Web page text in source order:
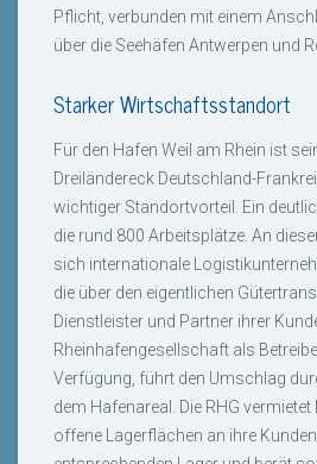
Pflicht, verbunden mit einem
über die Seehäfen Antwerpen und
Starker Wirtschaftsstandort
Für den Hafen Weil am Rhein ist
Dreiländereck Deutschland-
wichtiger Standortvorteil. Ein
die rund 800 Arbeitsplätze. An
sich internationale
die über den eigentlichen
Dienstleister und Partner ihrer
Rheinhafengesellschaft als
Verfügung, führt den Umschlag
dem Hafenareal. Die RHG
offene Lagerflächen an ihre